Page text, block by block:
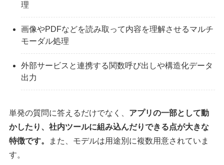
理
画像やPDFなどを読み取って内容を理解させるマルチ
モーダル処理
外部サービスと連携する関数呼び出しや構造化データ
出力
単発の質問に答えるだけでなく、 アプリの一部として動
かしたり、社内ツールに組み込んだりできる点が大きな
特徴です。
また、モデルは用途別に複数用意されていま
す。